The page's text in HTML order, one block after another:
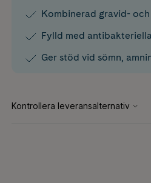
Kombinerad gravid-
Fylld med
Ger stöd vid sömn,